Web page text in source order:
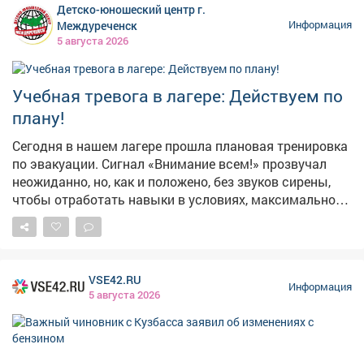
Детско-юношеский центр г.
Междуреченск
5 августа 2026
Информация
Учебная тревога в лагере: Действуем по
плану!
Сегодня в нашем лагере прошла плановая тренировка
по эвакуации. Сигнал «Внимание всем!» прозвучал
неожиданно, но, как и положено, без звуков сирены,
чтобы отработать навыки в условиях, максимально
приближенных к реальным. Педагогический состав
организовал инсценировку пожара и задымления.
ситуации и слаженно эвакуировались через три
запасных выхода. Главные выводы тренировки: 🔹
При ЧС не действовать самостоятельно; 🔹 Сразу
слушать и выполнять указания взрослых; 🔹 И
VSE42.RU
5 августа 2026
Информация